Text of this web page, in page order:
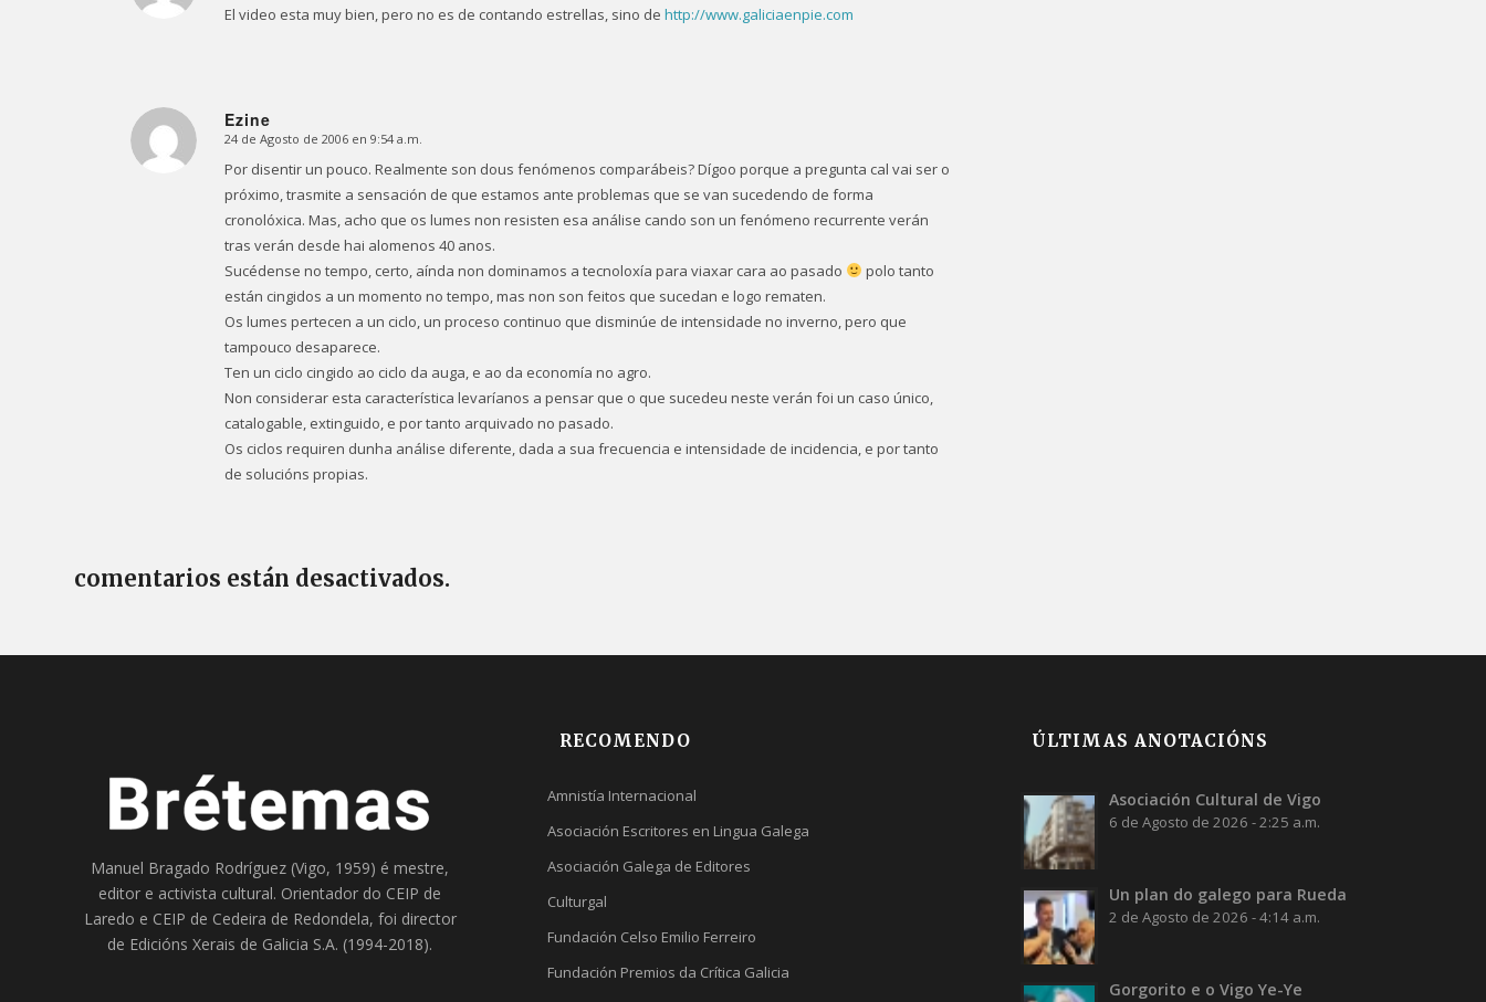
El video esta muy bien, pero no es de contando estrellas, sino de http://www.galiciaenpie.com
Ezine
Dice:
24 de Agosto de 2006 en 9:54 a.m.
Por disentir un pouco. Realmente son dous fenómenos comparábeis? Dígoo porque a pregunta cal vai ser o
próximo, trasmite a sensación de que estamos ante problemas que se van sucedendo de forma
cronolóxica. Mas, acho que os lumes non resisten esa análise cando son un fenómeno recurrente verán
tras verán desde hai alomenos 40 anos.
Sucédense no tempo, certo, aínda non dominamos a tecnoloxía para viaxar cara ao pasado
polo tanto
están cingidos a un momento no tempo, mas non son feitos que sucedan e logo rematen.
Os lumes pertecen a un ciclo, un proceso continuo que disminúe de intensidade no inverno, pero que
tampouco desaparece.
Ten un ciclo cingido ao ciclo da auga, e ao da economía no agro.
Non considerar esta característica levaríanos a pensar que o que sucedeu neste verán foi un caso único,
catalogable, extinguido, e por tanto arquivado no pasado.
Os ciclos requiren dunha análise diferente, dada a sua frecuencia e intensidade de incidencia, e por tanto
de solucións propias.
comentarios están desactivados.
Manuel Bragado Rodríguez (Vigo, 1959) é mestre,
editor e activista cultural. Orientador do CEIP de
Laredo e CEIP de Cedeira de Redondela, foi director
de Edicións Xerais de Galicia S.A. (1994-2018).
RECOMENDO
Amnistía Internacional
Asociación Escritores en Lingua Galega
Asociación Galega de Editores
Culturgal
Fundación Celso Emilio Ferreiro
Fundación Premios da Crítica Galicia
ÚLTIMAS ANOTACIÓNS
Asociación Cultural de Vigo
6 de Agosto de 2026 - 2:25 a.m.
Un plan do galego para Rueda
2 de Agosto de 2026 - 4:14 a.m.
Gorgorito e o Vigo Ye-Ye